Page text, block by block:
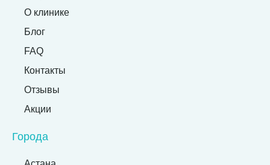
О клинике
Блог
FAQ
Контакты
Отзывы
Акции
Города